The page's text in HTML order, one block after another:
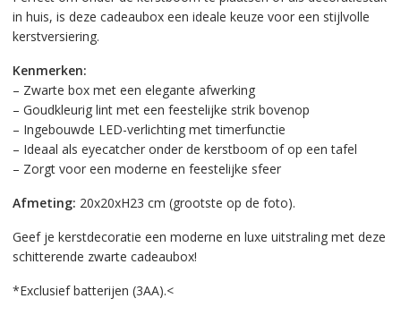
in huis, is deze cadeaubox een ideale keuze voor een stijlvolle
kerstversiering.
Kenmerken:
– Zwarte box met een elegante afwerking
– Goudkleurig lint met een feestelijke strik bovenop
– Ingebouwde LED-verlichting met timerfunctie
– Ideaal als eyecatcher onder de kerstboom of op een tafel
– Zorgt voor een moderne en feestelijke sfeer
Afmeting: 20x20xH23 cm (grootste op de foto).
Geef je kerstdecoratie een moderne en luxe uitstraling met deze
schitterende zwarte cadeaubox!
*Exclusief batterijen (3AA).<